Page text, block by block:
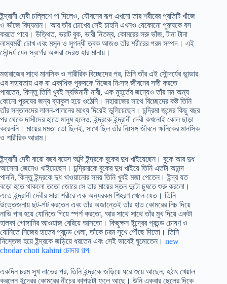
ইন্দ্রানী দেবী চল্লিশে পা দিলেও, যৌবনের রূপ এখনো তার শরীরের প্রতিটি খাঁজে
ও ভাঁজে বিদ্যমান। আর তাঁর চোখের সেই চাহনি এখনও যেকোনো পুরুষকে বস
করতে পারে। উত্থিত, ভরাট বুক, ভারী নিতম্ব, কোমরের সরু ভাঁজ, টানা টানা
লাস্যময়ী চোখ এবং মসৃন ও সুগন্ধী ত্বক আজও তাঁর শরীরের পরম সম্পদ। এই
সৌন্দর্য যেন স্বর্গের অপ্সরা দেরও হার মানায়।
মহারাজের সাথে মানসিক ও শারীরিক বিচ্ছেদের পর, তিনি তাঁর এই সৌন্দর্যের ভান্ডার
এর সহায়তায় এক বা একাধিক পুরুষকে নিজের নিঃসঙ্গ জীবনের সঙ্গী করতে
পারতেন, কিন্তু তিনি খুবই স্বভিমানী নারী, এক মুহূর্তের জন্যেও তাঁর মন অন্য
কোনো পুরুষের জন্য ব্যাকুল হয়ে ওঠেনি। মহারাজের সাথে বিচ্ছেদের কষ্ট তিনি
তাঁর সন্তানদের লালন-পালনের মধ্যে দিয়েই ভুলিয়েছেন। চন্দ্রিমা জন্মের কিছু বছর
পর থেকে দাসীদের হাতে মানুষ হলেও, ইন্দ্রকে ইন্দ্রানী দেবী কখনোই কোল ছাড়া
করেননি। মায়ের মমতা তো ছিলই, সাথে ছিল তাঁর নিঃসঙ্গ জীবনে ক্ষনিকের মানসিক
ও শারীরিক আরাম।
ইন্দ্রানী দেবী বারো বছর বয়েস অব্দি ইন্দ্রকে বুকের দুধ খাইয়েছেন। বুকে আর দুধ
আসেনা জেনেও খাইয়েছেন। চন্দ্রিমাকে বুকের দুধ খাইয়ে তিনি এতটা আনন্দ
পাননি, কিন্তু ইন্দ্রকে দুধ খাওয়ানোর সময় তিনি খুবই মজা পেতেন। ইন্দ্র যত
বড়ো হতে থাকলো ততো জোরে সে তার মায়ের স্তন দুটো চুষতে শুরু করলো।
এতে ইন্দ্রানী দেবীর সারা শরীরে এক অন্যরকম শিহরণ খেলে যেত। তিনি
উত্তেজনায় ছট-পট করতেন এবং তাঁর অজান্তেই তাঁর হাত কোমরের নিচ দিয়ে
নাভি পার হয়ে যোনিতে গিয়ে স্পর্শ করতো, আর সাথে সাথে তাঁর মুখ দিয়ে একটা
হালকা গোঙ্গানির আওয়াজ বেরিয়ে আসতো। কিছুক্ষন ইন্দ্রের প্রচন্ড চোষণ ও
যোনিতে নিজের হাতের প্রচন্ড খেলা, তাঁকে চরম সুখে পৌঁছে দিতো। তিনি
নিস্তেজ হয়ে ইন্দ্রকে জড়িয়ে ধরতেন এবং সেই ভাবেই ঘুমোতেন। new
chodar choti kahini চোদার গল্প
একদিন চরম সুখ লাভের পর, তিনি ইন্দ্রকে জড়িয়ে ধরে শুয়ে আছেন, হঠাৎ খেয়াল
করলেন ইন্দ্রের কোমরের নীচের কাপড়টা ফুলে আছে। উনি একবার ছেলের দিকে